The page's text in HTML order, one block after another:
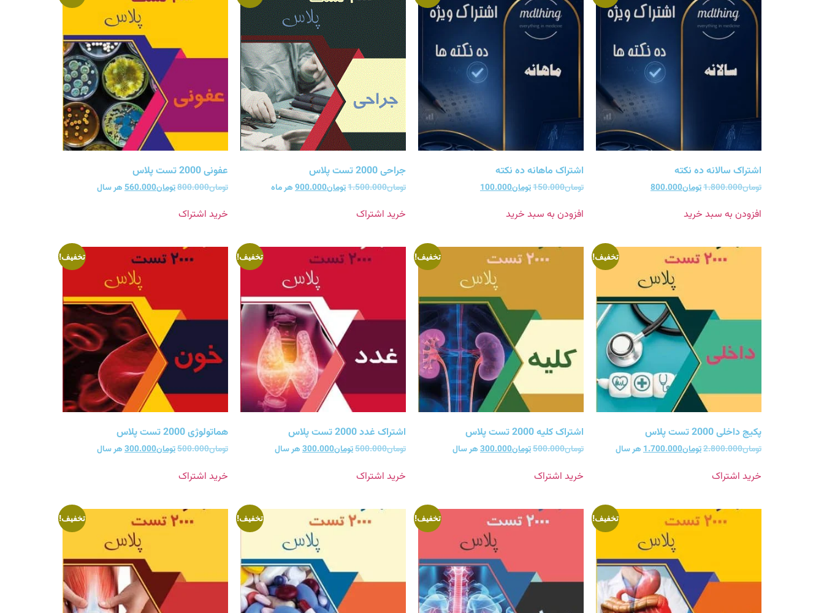
اشتراک سالانه ده نکته
تومان1.800.000تومان800.000
افزودن به سبد خرید
اشتراک ماهانه ده نکته
تومان150.000تومان100.000
افزودن به سبد خرید
جراحی 2000 تست پلاس
تومان1.500.000تومان900.000هر ماه
خرید اشتراک
عفونی 2000 تست پلاس
تومان800.000تومان560.000هر سال
خرید اشتراک
تخفیف!
پکیج داخلی 2000 تست پلاس
تومان2.800.000تومان1.700.000هر سال
خرید اشتراک
تخفیف!
اشتراک کلیه 2000 تست پلاس
تومان500.000تومان300.000هر سال
خرید اشتراک
تخفیف!
اشتراک غدد 2000 تست پلاس
تومان500.000تومان300.000هر سال
خرید اشتراک
تخفیف!
هماتولوژی 2000 تست پلاس
تومان500.000تومان300.000هر سال
خرید اشتراک
تخفیف! تخفیف! تخفیف! تخفیف!